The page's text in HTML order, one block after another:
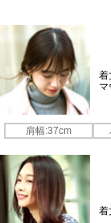
着
肩幅:37cm
着